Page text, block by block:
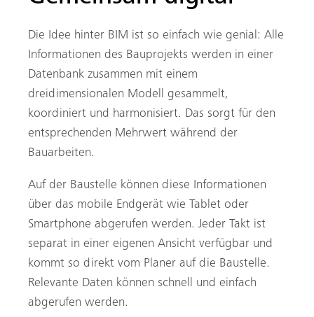
Die Idee hinter BIM ist so einfach wie genial: Alle
Informationen des Bauprojekts werden in einer
Datenbank zusammen mit einem
dreidimensionalen Modell gesammelt,
koordiniert und harmonisiert. Das sorgt für den
entsprechenden Mehrwert während der
Bauarbeiten.
Auf der Baustelle können diese Informationen
über das mobile Endgerät wie Tablet oder
Smartphone abgerufen werden. Jeder Takt ist
separat in einer eigenen Ansicht verfügbar und
kommt so direkt vom Planer auf die Baustelle.
Relevante Daten können schnell und einfach
abgerufen werden.